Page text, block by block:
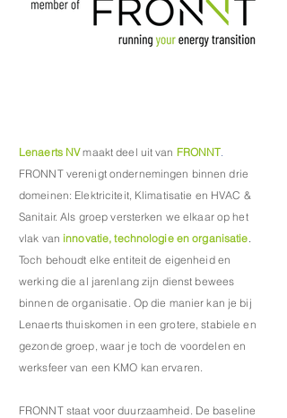
Lenaerts NVmaakt deel uit van FRONNT.
FRONNT verenigt ondernemingen binnen drie
domeinen: Elektriciteit, Klimatisatie en HVAC &
Sanitair. Als groep versterken we elkaar op het
vlak van innovatie, technologie en organisatie.
Toch behoudt elke entiteit de eigenheid en
werking die al jarenlang zijn dienst bewees
binnen de organisatie. Op die manier kan je bij
Lenaerts thuiskomen in een grotere, stabiele en
gezonde groep, waar je toch de voordelen en
werksfeer van een KMO kan ervaren.
FRONNT staat voor duurzaamheid. De baseline